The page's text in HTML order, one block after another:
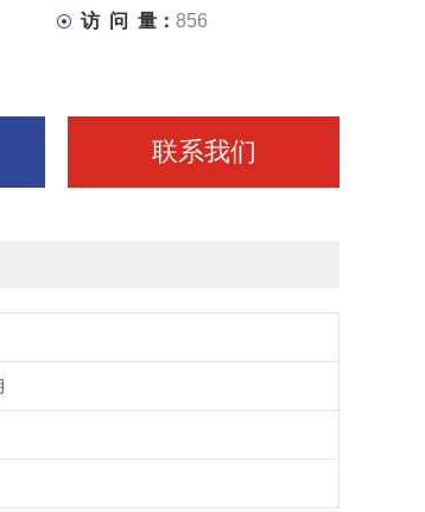
访 问 量： 856
联系我们